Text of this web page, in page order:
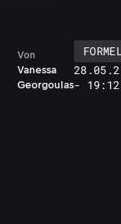
Vanessa
Georgoulas
Von
- 19:12